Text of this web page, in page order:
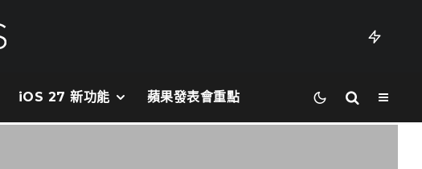
iOS 27 新功能 蘋果發表會重點